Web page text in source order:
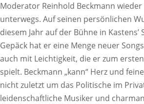
Moderator Reinhold Beckmann
unterwegs. Auf seinen persönlichen
diesem Jahr auf der Bühne in
Gepäck hat er eine Menge neuer
auch mit Leichtigkeit, die er zum
spielt. Beckmann „kann“ Herz und
nicht zuletzt um das Politische im
leidenschaftliche Musiker und